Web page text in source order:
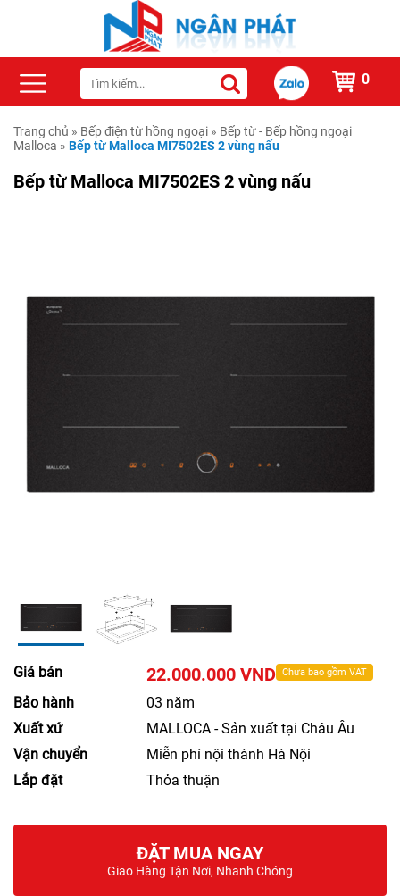
0
Trang chủ » Bếp điện từ hồng ngoại » Bếp từ - Bếp hồng ngoại
Malloca » Bếp từ Malloca MI7502ES 2 vùng nấu
Bếp từ Malloca MI7502ES 2 vùng nấu
Giá bán 22.000.000 VND Chưa bao gồm VAT
Bảo hành
03 năm
Xuất xứ
MALLOCA - Sản xuất tại Châu Âu
Vận chuyển
Miễn phí nội thành Hà Nội
Lắp đặt
Thỏa thuận
ĐẶT MUA NGAY
Giao Hàng Tận Nơi, Nhanh Chóng